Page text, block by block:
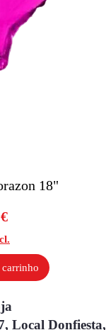
rápida 18"
Local Donfiesta,